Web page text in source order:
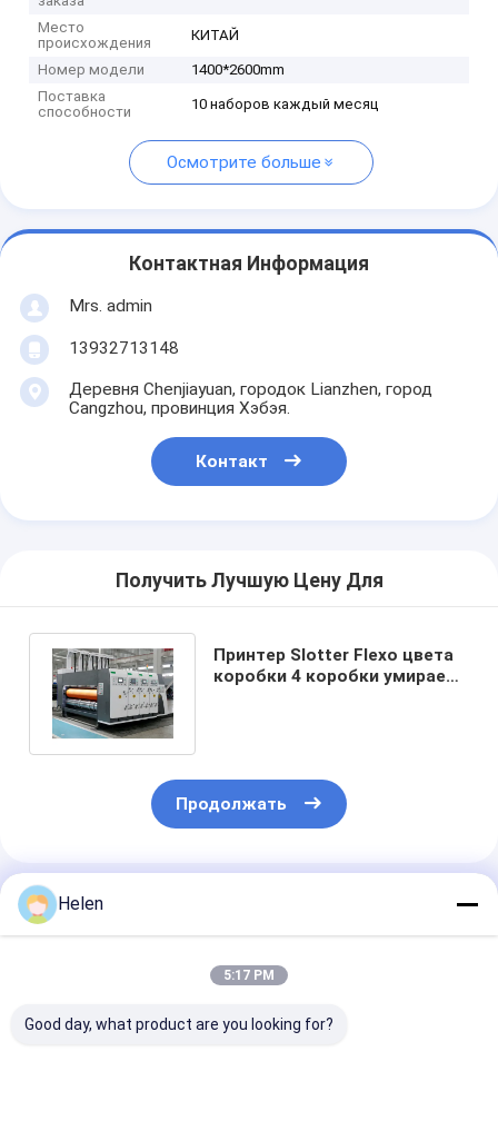
Место
происхождения
КИТАЙ
Номер модели
1400*2600mm
Поставка
способности
10 наборов каждый месяц
Осмотрите больше
Контактная Информация
Mrs. admin
13932713148
Деревня Chenjiayuan, городок Lianzhen, город
Cangzhou, провинция Хэбэя.
Контакт
Получить Лучшую Цену Для
Принтер Slotter Flexo цвета
коробки 4 коробки умирает
Продолжать
Порекомендованные Продукты
Helen
5:17 PM
Good day, what product are you looking for?